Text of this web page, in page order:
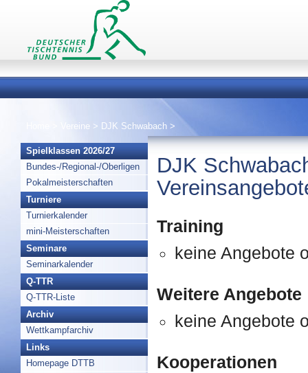
Vereine > DJK Schwabach >
Spielklassen 2026/27
Bundes-/Regional-/Oberligen
Pokalmeisterschaften
Turniere
Turnierkalender
mini-Meisterschaften
Seminare
Seminarkalender
Q-TTR
Q-TTR-Liste
Archiv
Wettkampfarchiv
Links
Homepage DTTB
DJK
Training
keine Angebote
Weitere Angebote
keine Angebote
Kooperationen